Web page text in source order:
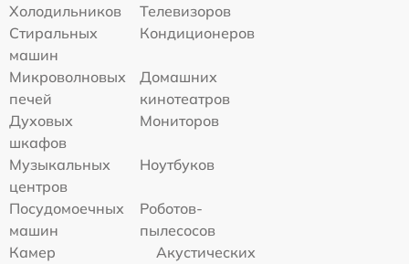
Холодильников
Телевизоров
Стиральных
машин
Кондиционеров
Микроволновых
печей
Домашних
кинотеатров
Духовых
шкафов
Мониторов
Музыкальных
центров
Ноутбуков
Посудомоечных
машин
Роботов-
пылесосов
Камер
Акустических